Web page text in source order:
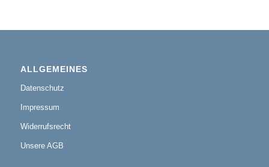
ALLGEMEINES
Datenschutz
Impressum
Widerrufsrecht
Unsere AGB